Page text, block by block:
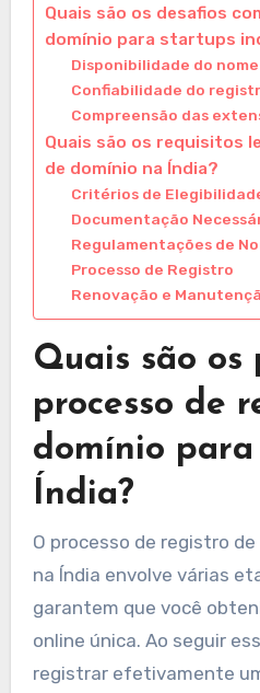
Quais são os desafios
domínio para startups
Disponibilidade do
Confiabilidade do
Compreensão das
Quais são os requisitos
de domínio na Índia?
Critérios de
Documentação
Regulamentações de
Processo de Registro
Renovação e
Quais são os
processo de
domínio
Índia?
O processo de registro
na Índia envolve várias
garantem que você
online única. Ao seguir
registrar efetivamente